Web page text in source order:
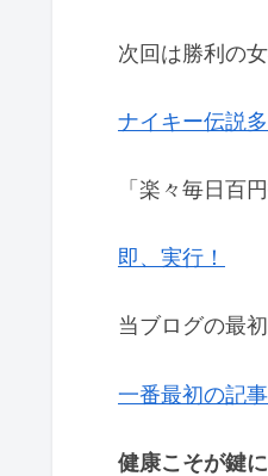
次回は勝利の
ナイキー伝説
「楽々毎日百
即、実行！
当ブログの最
一番最初の記
健康こそが鍵